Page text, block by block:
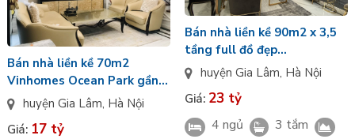
Bán nhà liền kề 70m2
Vinhomes Ocean Park gần
hồ nước ngọt
huyện Gia Lâm, Hà Nội
Giá: 17 tỷ
Bán nhà liền kề 90m2 x 3,5
tầng full đồ đẹp
tại Vinhomes Ocean Park
huyện Gia Lâm, Hà Nội
Giá: 23 tỷ
4 ngủ
3 tắm